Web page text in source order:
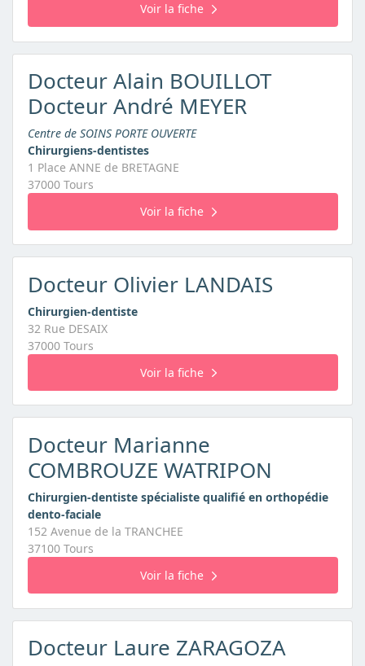
Voir la fiche
Docteur Alain BOUILLOT
Docteur André MEYER
Centre de SOINS PORTE OUVERTE
Chirurgiens-dentistes
1 Place ANNE de BRETAGNE
37000 Tours
Voir la fiche
Docteur Olivier LANDAIS
Chirurgien-dentiste
32 Rue DESAIX
37000 Tours
Voir la fiche
Docteur Marianne
COMBROUZE WATRIPON
Chirurgien-dentiste spécialiste qualifié en orthopédie
dento-faciale
152 Avenue de la TRANCHEE
37100 Tours
Voir la fiche
Docteur Laure ZARAGOZA